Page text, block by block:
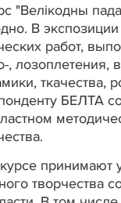
"Велікодны
В
работ,
, лозоплетения,
ткачества,
БЕЛТА
принимают
творчества